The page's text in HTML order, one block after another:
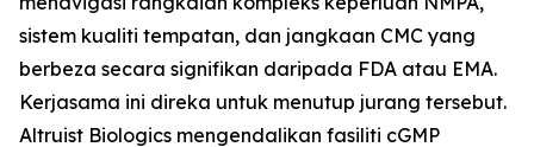
sistem kualiti tempatan, dan jangkaan CMC yang
berbeza secara signifikan daripada FDA atau EMA.
Kerjasama ini direka untuk menutup jurang tersebut.
Altruist Biologics mengendalikan fasiliti cGMP